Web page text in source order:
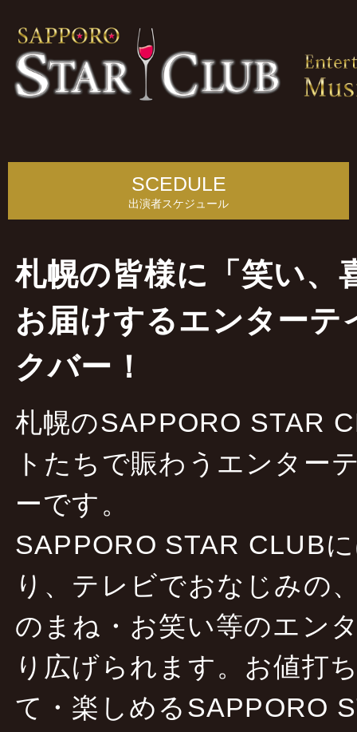
SCEDULE
出演者スケジュール
札幌の皆様に「笑い、
お届けするエンター
クバー！
札幌のSAPPORO STAR
トたちで賑わうエンター
ーです。
SAPPORO STAR CLUB
り、テレビでおなじみの
のまね・お笑い等のエン
り広げられます。お値打
て・楽しめるSAPPORO